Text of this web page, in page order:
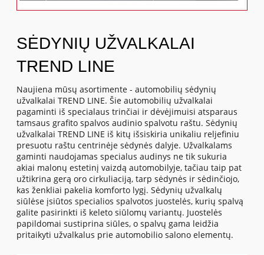
SĖDYNIŲ UŽVALKALAI
TREND LINE
Naujiena mūsų asortimente - automobilių sėdynių
užvalkalai TREND LINE. Šie automobilių užvalkalai
pagaminti iš specialaus trinčiai ir dėvėjimuisi atsparaus
tamsaus grafito spalvos audinio spalvotu raštu. Sėdynių
užvalkalai TREND LINE iš kitų išsiskiria unikaliu reljefiniu
presuotu raštu centrinėje sėdynės dalyje. Užvalkalams
gaminti naudojamas specialus audinys ne tik sukuria
akiai malonų estetinį vaizdą automobilyje, tačiau taip pat
užtikrina gerą oro cirkuliaciją, tarp sėdynės ir sėdinčiojo,
kas ženkliai pakelia komforto lygį. Sėdynių užvalkalų
siūlėse įsiūtos specialios spalvotos juostelės, kurių spalvą
galite pasirinkti iš keleto siūlomų variantų. Juostelės
papildomai sustiprina siūles, o spalvų gama leidžia
pritaikyti užvalkalus prie automobilio salono elementų.